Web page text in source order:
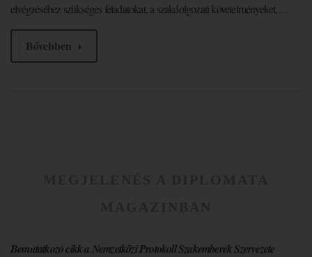
elvégzéséhez szükséges feladatokat, a szakdolgozati követelményeket,…
Bővebben
Bemutatkozó cikk a Nemzetközi Protokoll Szakemberek Szervezete